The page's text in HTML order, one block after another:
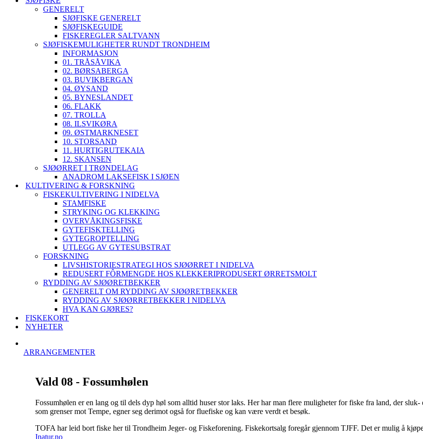
GENERELT
SJØFISKE GENERELT
SJØFISKEGUIDE
FISKEREGLER SALTVANN
SJØFISKEMULIGHETER RUNDT TRONDHEIM
INFORMASJON
01. TRÅSÅVIKA
02. BØRSABERGA
03. BUVIKBERGAN
04. ØYSAND
05. BYNESLANDET
06. FLAKK
07. TROLLA
08. ILSVIKØRA
09. ØSTMARKNESET
10. STORSAND
11. HURTIGRUTEKAIA
12. SKANSEN
SJØØRRET I TRØNDELAG
ANADROM LAKSEFISK I SJØEN
KULTIVERING & FORSKNING
FISKEKULTIVERING I NIDELVA
STAMFISKE
STRYKING OG KLEKKING
OVERVÅKINGSFISKE
GYTEFISKTELLING
GYTEGROPTELLING
UTLEGG AV GYTESUBSTRAT
FORSKNING
LIVSHISTORIESTRATEGI HOS SJØØRRET I NIDELVA
REDUSERT FÔRMENGDE HOS KLEKKERIPRODUSERT ØRRETSMOLT
RYDDING AV SJØØRETBEKKER
GENERELT OM RYDDING AV SJØØRETBEKKER
RYDDING AV SJØØRRETBEKKER I NIDELVA
HVA KAN GJØRES?
FISKEKORT
NYHETER
ARRANGEMENTER
Vald 08 - Fossumhølen
Fossumhølen er en lang og til dels dyp høl som alltid huser stor laks. Her har man flere muligheter for fiske fra land, der
som grenser mot Tempe, egner seg derimot også for fluefiske og kan være verdt et besøk.
TOFA har leid bort fiske her til Trondheim Jeger- og Fiskeforening. Fiskekortsalg foregår gjennom TJFF. Det er mulig å
Inatur.no